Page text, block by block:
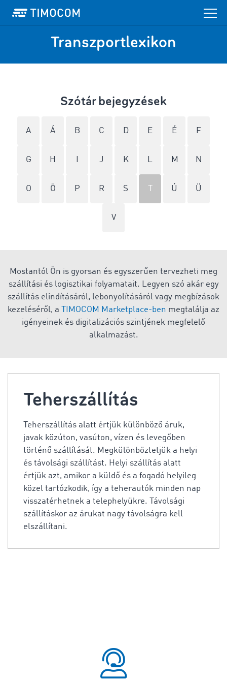
Transzportlexikon
Szótár bejegyzések
A Á B C D E É F
G H J K L M N
O Ö P R S Ú Ü
V
Mostantól Ön is gyorsan és egyszerűen tervezheti meg
szállítási és logisztikai folyamatait. Legyen szó akár egy
szállítás elindításáról, lebonyolításáról vagy megbízások
kezeléséről, a
TIMOCOM Marketplace-ben megtalálja az
igényeinek és digitalizációs szintjének megfelelő
alkalmazást.
Teherszállítás
Teherszállítás alatt értjük különböző áruk,
javak közúton, vasúton, vízen és levegőben
történő szállítását. Megkülönböztetjük a helyi
és távolsági szállítást. Helyi szállítás alatt
értjük azt, amikor a küldő és a fogadó helyileg
közel tartózkodik, így a teherautók minden nap
visszatérhetnek a telephelyükre. Távolsági
szállításkor az árukat nagy távolságra kell
elszállítani.